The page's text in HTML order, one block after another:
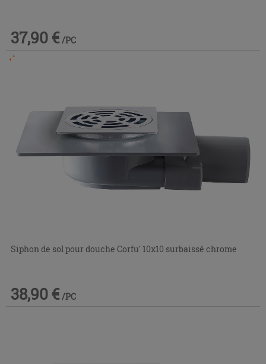
37,90 € /PC
Siphon de sol pour douche Corfu' 10x10 surbaissé chrome
38,90 € /PC